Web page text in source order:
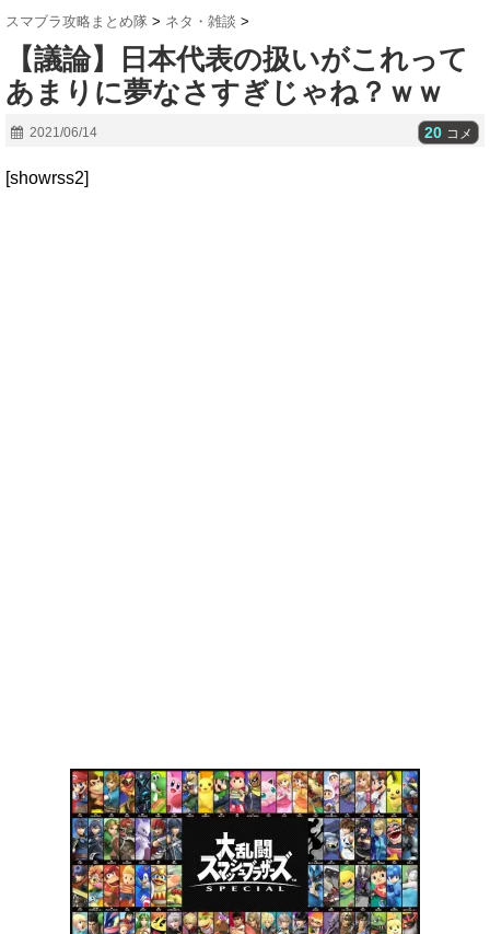
スマブラ攻略まとめ隊 > ネタ・雑談 >
【議論】日本代表の扱いがこれって
あまりに夢なさすぎじゃね？ｗｗ
2021/06/14 20 コメ
[showrss2]